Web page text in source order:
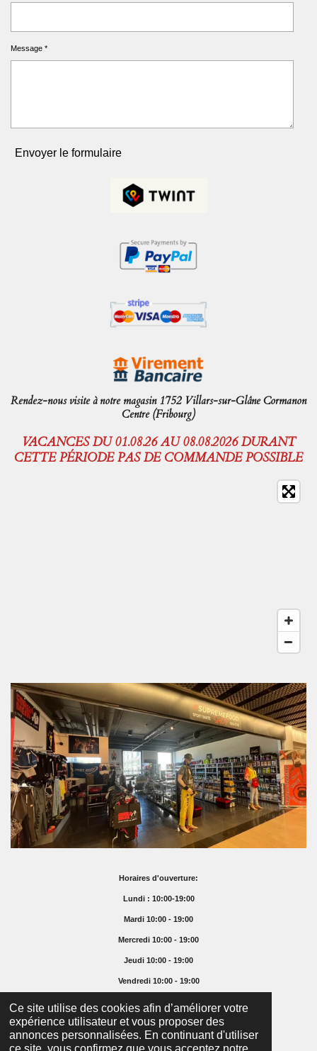
Ce site utilise des cookies afin d’améliorer votre
expérience utilisateur et vous proposer des
annonces personnalisées. En continuant d'utiliser
Message *
Envoyer le formulaire
Rendez-nous visite à notre magasin 1752 Villars-sur-Glâne Cormanon
Centre (Fribourg)
VACANCES DU 01.08.26 AU 08.08.2026 DURANT
CETTE PÉRIODE PAS DE COMMANDE POSSIBLE
Horaires d'ouverture:
Lundi : 10:00-19:00
Mardi 10:00 - 19:00
Mercredi 10:00 - 19:00
Jeudi 10:00 - 19:00
Vendredi 10:00 - 19:00
Samedi 10:00 - 16:00
Dimanche Fermé
© 2025 Supremefoodshop.ch